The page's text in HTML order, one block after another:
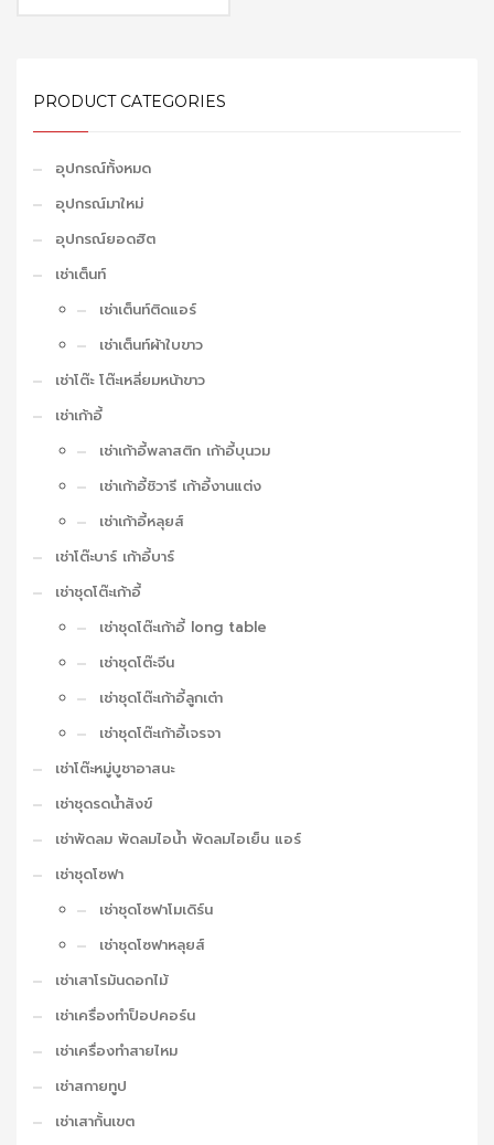
PRODUCT CATEGORIES
อุปกรณ์ทั้งหมด
อุปกรณ์มาใหม่
อุปกรณ์ยอดฮิต
เช่าเต็นท์
เช่าเต็นท์ติดแอร์
เช่าเต็นท์ผ้าใบขาว
เช่าโต๊ะ โต๊ะเหลี่ยมหน้าขาว
เช่าเก้าอี้
เช่าเก้าอี้พลาสติก เก้าอี้บุนวม
เช่าเก้าอี้ชิวารี เก้าอี้งานแต่ง
เช่าเก้าอี้หลุยส์
เช่าโต๊ะบาร์ เก้าอี้บาร์
เช่าชุดโต๊ะเก้าอี้
เช่าชุดโต๊ะเก้าอี้ long table
เช่าชุดโต๊ะจีน
เช่าชุดโต๊ะเก้าอี้ลูกเต๋า
เช่าชุดโต๊ะเก้าอี้เจรจา
เช่าโต๊ะหมู่บูชาอาสนะ
เช่าชุดรดน้ำสังข์
เช่าพัดลม พัดลมไอน้ำ พัดลมไอเย็น แอร์
เช่าชุดโซฟา
เช่าชุดโซฟาโมเดิร์น
เช่าชุดโซฟาหลุยส์
เช่าเสาโรมันดอกไม้
เช่าเครื่องทำป็อปคอร์น
เช่าเครื่องทำสายไหม
เช่าสกายทูป
เช่าเสากั้นเขต